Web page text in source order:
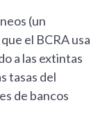
(un
el BCRA usa
a las extintas
tasas del
de bancos